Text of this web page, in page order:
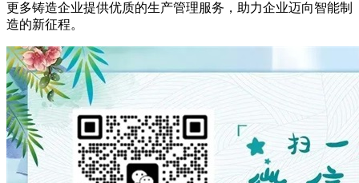
更多铸造企业提供优质的生产管理服务，助力企业迈向智能制
造的新征程。